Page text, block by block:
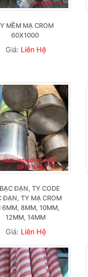
MỀM MẠ CROM
60X1000
Giá: Liên Hệ
ĐẠN, TY CODE
ĐẠN, TY MẠ CROM
6MM, 8MM, 10MM,
12MM, 14MM
Giá: Liên Hệ